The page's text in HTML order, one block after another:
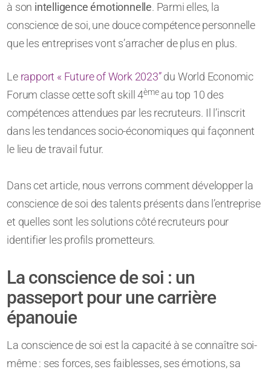
à son intelligence émotionnelle. Parmi elles, la
conscience de soi, une douce compétence personnelle
que les entreprises vont s’arracher de plus en plus.
Le rapport « Future of Work 2023”du World Economic
Forum classe cette soft skill 4èmeau top 10 des
compétences attendues par les recruteurs. Il l’inscrit
dans les tendances socio-économiques qui façonnent
le lieu de travail futur.
Dans cet article, nous verrons comment développer la
conscience de soi des talents présents dans l’entreprise
et quelles sont les solutions côté recruteurs pour
identifier les profils prometteurs.
La conscience de soi : un
passeport pour une carrière
épanouie
La conscience de soi est la capacité à se connaître soi-
même : ses forces, ses faiblesses, ses émotions, sa